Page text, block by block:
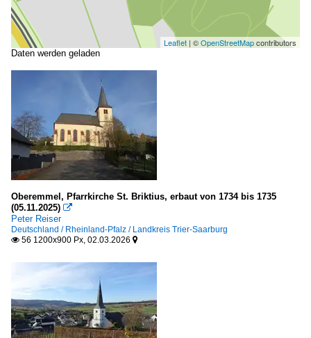
Leaflet | ©OpenStreetMapcontributors
Daten werden geladen
Oberemmel, Pfarrkirche St. Briktius, erbaut von 1734 bis 1735
(05.11.2025) 
Peter Reiser
Deutschland / Rheinland-Pfalz / Landkreis Trier-Saarburg
 56 1200x900 Px, 02.03.2026 